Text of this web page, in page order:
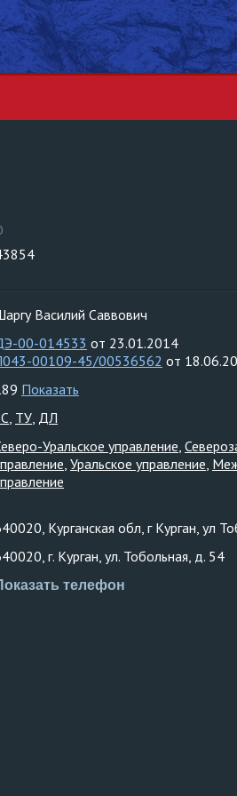
Василий Саввович
00-014533 от 23.01.2014
00109-45/00536562 от
Показать
ТУ ДЛ
Уральское управление
Уральское управление
Курганская обл, г Курган, ул
г. Курган, ул. Тобольная, д. 54
телефон